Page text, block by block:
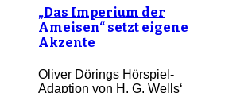
„Das Imperium der
Ameisen“ setzt eigene
Akzente
Oliver Dörings Hörspiel-
Adaption von H. G. Wells‘